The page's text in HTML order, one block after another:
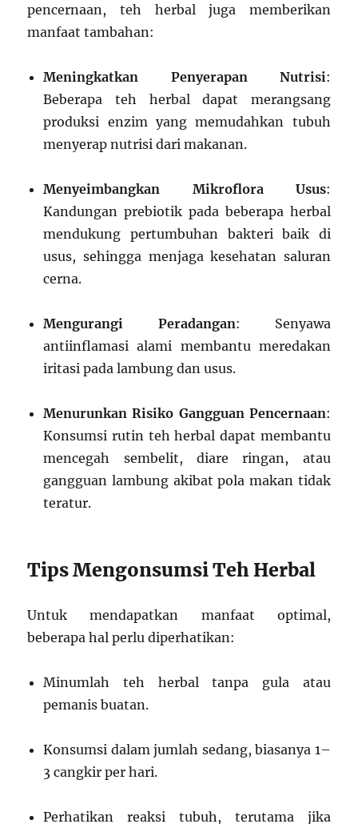
pencernaan, teh herbal juga memberikan
manfaat tambahan:
Meningkatkan Penyerapan Nutrisi:
Beberapa teh herbal dapat merangsang
produksi enzim yang memudahkan tubuh
menyerap nutrisi dari makanan.
Menyeimbangkan Mikroflora Usus:
Kandungan prebiotik pada beberapa herbal
mendukung pertumbuhan bakteri baik di
usus, sehingga menjaga kesehatan saluran
cerna.
Mengurangi Peradangan: Senyawa
antiinflamasi alami membantu meredakan
iritasi pada lambung dan usus.
Menurunkan Risiko Gangguan Pencernaan:
Konsumsi rutin teh herbal dapat membantu
mencegah sembelit, diare ringan, atau
gangguan lambung akibat pola makan tidak
teratur.
Tips Mengonsumsi Teh Herbal
Untuk mendapatkan manfaat optimal,
beberapa hal perlu diperhatikan:
Minumlah teh herbal tanpa gula atau
pemanis buatan.
Konsumsi dalam jumlah sedang, biasanya 1–
3 cangkir per hari.
Perhatikan reaksi tubuh, terutama jika